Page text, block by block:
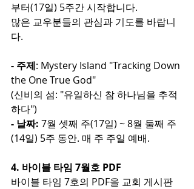
부터(17일) 5주간 시작합니다.
많은 교우분들의 관심과 기도를 바랍니
다.
- 주제: Mystery Island "Tracking Down
the One True God"
(신비의 섬: "유일하신 참 하나님을 추적
하다")
- 날짜: 7월 셋째 주(17일) ~ 8월 둘째 주
(14일) 5주 동안. 매 주 주일 예배.
4. 바이블 타임 7월호 PDF
바이블 타임 7호의 PDF을 교회 게시판